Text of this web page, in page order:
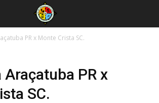
PR x Monte Crista SC.
Araçatuba PR x
SC.